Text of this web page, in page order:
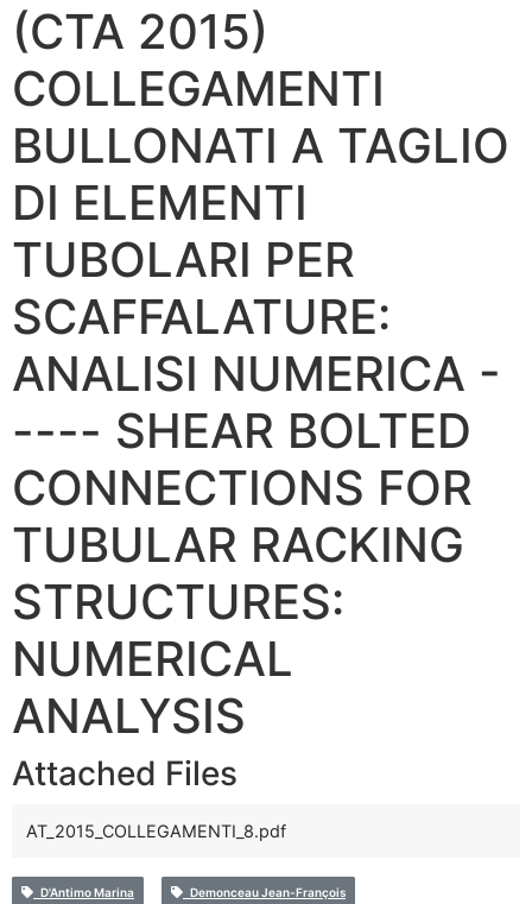
(CTA 2015)
COLLEGAMENTI
BULLONATI A TAGLIO
DI ELEMENTI
TUBOLARI PER
SCAFFALATURE:
ANALISI NUMERICA -
---- SHEAR BOLTED
CONNECTIONS FOR
TUBULAR RACKING
STRUCTURES:
NUMERICAL
ANALYSIS
Attached Files
AT_2015_COLLEGAMENTI_8.pdf
D'Antimo Marina Demonceau Jean-François